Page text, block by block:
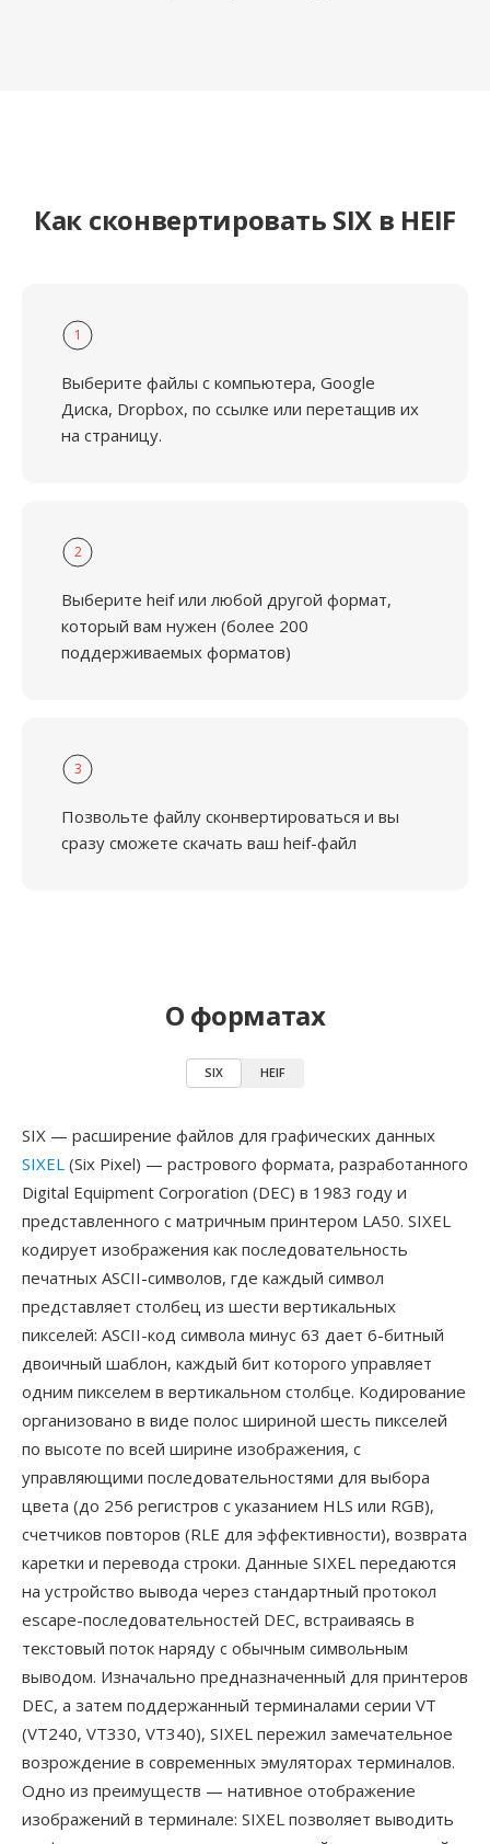
Как сконвертировать SIX в HEIF
1
Выберите файлы с компьютера, Google
Диска, Dropbox, по ссылке или перетащив их
на страницу.
2
Выберите heif или любой другой формат,
который вам нужен (более 200
поддерживаемых форматов)
3
Позвольте файлу сконвертироваться и вы
сразу сможете скачать ваш heif-файл
О форматах
SIX HEIF
SIX — расширение файлов для графических данных
SIXEL (Six Pixel) — растрового формата, разработанного
Digital Equipment Corporation (DEC) в 1983 году и
представленного с матричным принтером LA50. SIXEL
кодирует изображения как последовательность
печатных ASCII-символов, где каждый символ
представляет столбец из шести вертикальных
пикселей: ASCII-код символа минус 63 дает 6-битный
двоичный шаблон, каждый бит которого управляет
одним пикселем в вертикальном столбце. Кодирование
организовано в виде полос шириной шесть пикселей
по высоте по всей ширине изображения, с
управляющими последовательностями для выбора
цвета (до 256 регистров с указанием HLS или RGB),
счетчиков повторов (RLE для эффективности), возврата
каретки и перевода строки. Данные SIXEL передаются
на устройство вывода через стандартный протокол
escape-последовательностей DEC, встраиваясь в
текстовый поток наряду с обычным символьным
выводом. Изначально предназначенный для принтеров
DEC, а затем поддержанный терминалами серии VT
(VT240, VT330, VT340), SIXEL пережил замечательное
возрождение в современных эмуляторах терминалов.
Одно из преимуществ — нативное отображение
изображений в терминале: SIXEL позволяет выводить